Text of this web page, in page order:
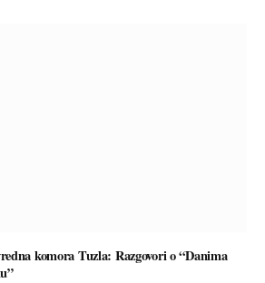
komora Tuzla: Razgovori o “Danima